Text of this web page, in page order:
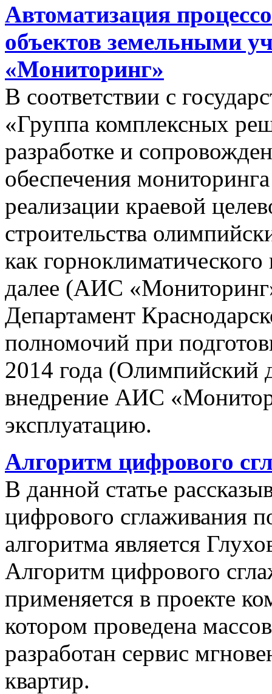
Автоматизация
объектов земельными
«Мониторинг»
В соответствии с
«Группа комплексных
разработке и
обеспечения
реализации краевой
строительства
как
далее (АИС
Департамент
полномочий при
2014 года (Олимпийский
внедрение АИС
эксплуатацию.
Алгоритм цифрового
В данной статье
цифрового сглаживания
алгоритма является
Алгоритм цифрового
применяется в проекте
котором проведена
разработан сервис
квартир.